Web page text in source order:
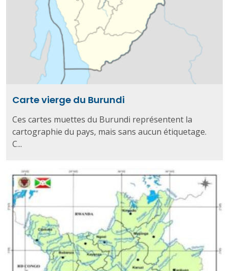
Carte vierge du Burundi
Ces cartes muettes du Burundi représentent la
cartographie du pays, mais sans aucun étiquetage.
C...